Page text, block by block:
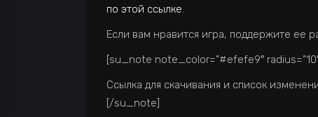
по этой ссылке.
Если вам нравится игра, поддержите ее
[su_note note_color=”#efefe9″
Ссылка для скачивания и список
[/su_note]